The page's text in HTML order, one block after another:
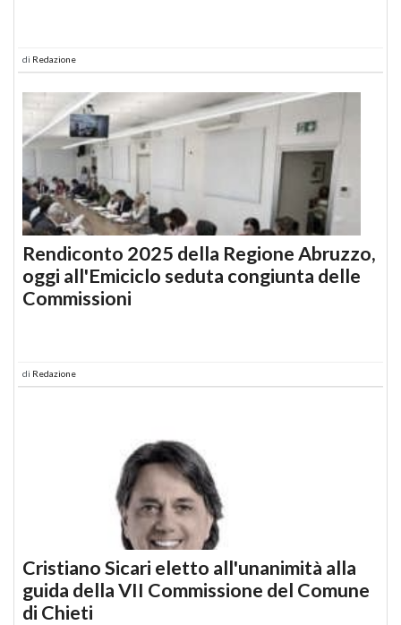
di Redazione
Rendiconto 2025 della Regione Abruzzo,
oggi all'Emiciclo seduta congiunta delle
Commissioni
di Redazione
Cristiano Sicari eletto all'unanimità alla
guida della VII Commissione del Comune
di Chieti